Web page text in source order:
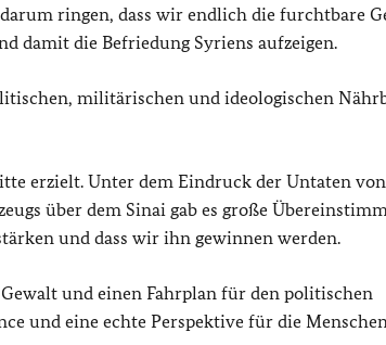
ringen, dass wir endlich die furchtbare
damit die Befriedung Syriens aufzeigen.
militärischen und ideologischen
erzielt. Unter dem Eindruck der Untaten
über dem Sinai gab es große
und dass wir ihn gewinnen werden.
und einen Fahrplan für den politischen
und eine echte Perspektive für die